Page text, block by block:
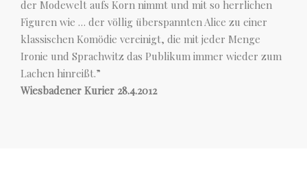
der Modewelt aufs Korn nimmt und mit so herrlichen
Figuren wie … der völlig überspannten Alice zu einer
klassischen Komödie vereinigt, die mit jeder Menge
Ironie und Sprachwitz das Publikum immer wieder zum
Lachen hinreißt.”
Wiesbadener Kurier 28.4.2012